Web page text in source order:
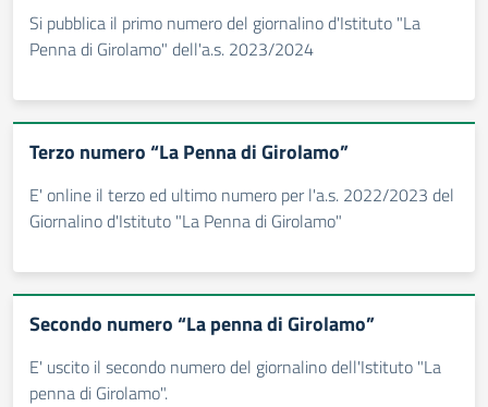
Si pubblica il primo numero del giornalino d'Istituto "La
Penna di Girolamo" dell'a.s. 2023/2024
Terzo numero “La Penna di Girolamo”
E' online il terzo ed ultimo numero per l'a.s. 2022/2023 del
Giornalino d'Istituto "La Penna di Girolamo"
Secondo numero “La penna di Girolamo”
E' uscito il secondo numero del giornalino dell'Istituto "La
penna di Girolamo".